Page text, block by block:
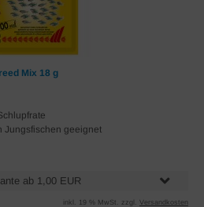
Mix 18 g
Jungsfischen geeignet
ab 1,00 EUR
inkl. 19 % MwSt. zzgl. Versandkosten